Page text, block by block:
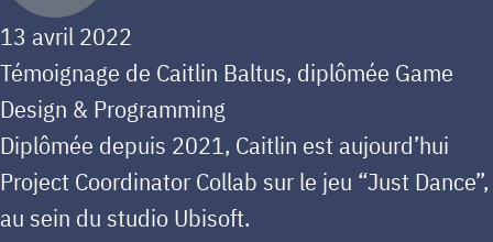
13 avril 2022
Témoignage de Caitlin Baltus, diplômée Game
Design & Programming
Diplômée depuis 2021, Caitlin est aujourd’hui
Project Coordinator Collab sur le jeu “Just Dance”,
au sein du studio Ubisoft.